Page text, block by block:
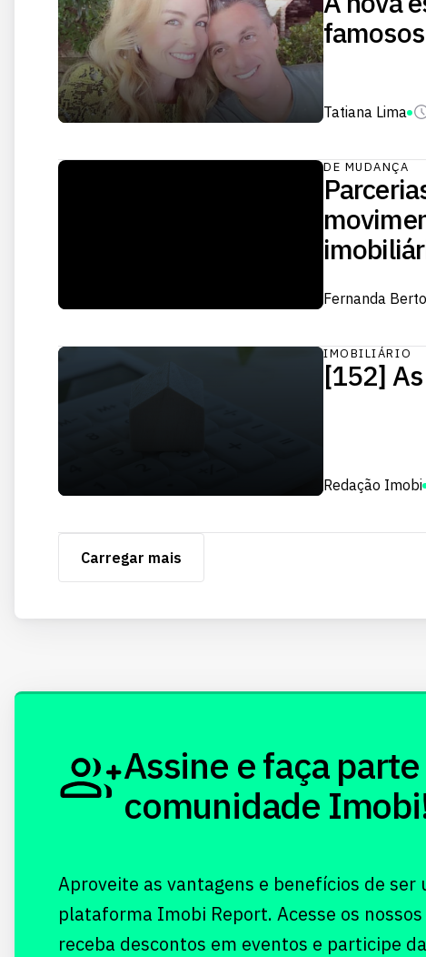
famosos
Tatiana Lima
DE MUDANÇA
Fernanda
IMOBILIÁRIO
[152]
Redação Imobi
Carregar mais
Assine e faça
comunidade
Aproveite as vantagens e benefícios de ser
plataforma Imobi Report. Acesse os
receba descontos em eventos e participe